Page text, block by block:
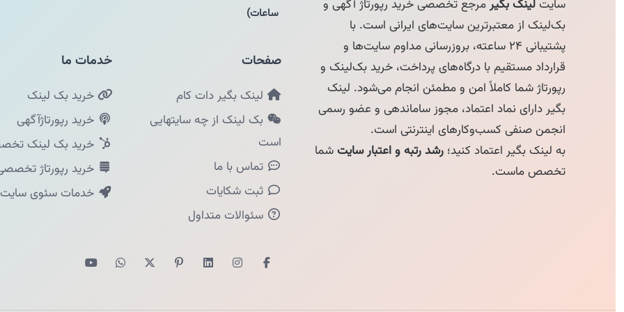
سایتلینک بگیرمرجع تخصصی خرید رپورتاژ آگهی و
بک‌لینک از معتبرترین سایت‌های ایرانی است. با
پشتیبانی ۲۴ ساعته، بروزرسانی مداوم سایت‌ها و
قرارداد مستقیم با درگاه‌های پرداخت، خرید بک‌لینک و
رپورتاژ شما کاملاً امن و مطمئن انجام می‌شود. لینک
بگیر دارای نماد اعتماد، مجوز ساماندهی و عضو رسمی
انجمن صنفی کسب‌وکارهای اینترنتی است.
به لینک بگیر اعتماد کنید؛رشد رتبه و اعتبار سایتشما
تخصص ماست.
ساعات)
صفحات
لینک بگیر دات کام
بک لینک از چه سایتهایی
است
تماس با ما
ثبت شکایات
سئوالات متداول
خدمات ما
خرید بک لینک
خرید رپورتاژآگهی
خرید بک لینک
خرید رپورتاژ تخصصی
خدمات سئوی سایت